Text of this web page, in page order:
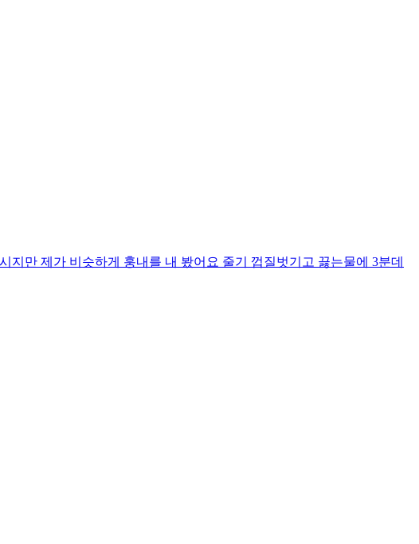
만 제가 비슷하게 훙내를 내 봤어요 줄기 껍질벗기고 끓는물에 3분데